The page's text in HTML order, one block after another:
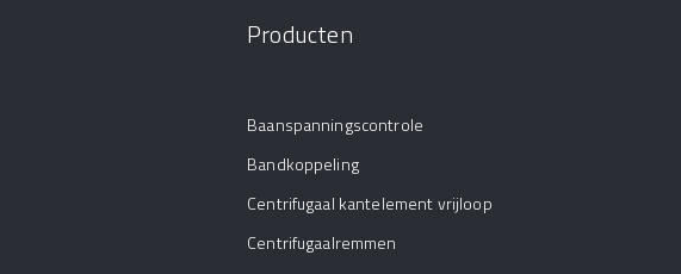
Producten
Baanspanningscontrole
Bandkoppeling
Centrifugaal kantelement vrijloop
Centrifugaalremmen